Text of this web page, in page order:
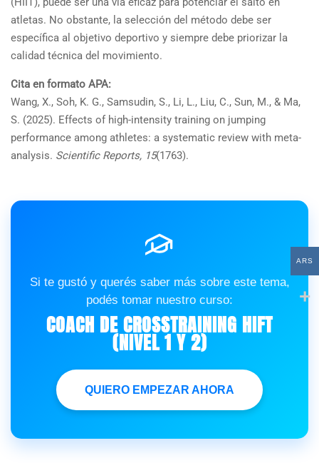
atletas. No obstante, la selección del método debe ser
específica al objetivo deportivo y siempre debe priorizar la
calidad técnica del movimiento.
Cita en formato APA:
Wang, X., Soh, K. G., Samsudin, S., Li, L., Liu, C., Sun, M., & Ma,
S. (2025). Effects of high-intensity training on jumping
performance among athletes: a systematic review with meta-
analysis. Scientific Reports, 15(1763).
Si te gustó y querés saber más sobre este tema,
podés tomar nuestro curso:
COACH DE CROSSTRAINING HIFT
(NIVEL 1 Y 2)
QUIERO EMPEZAR AHORA
ARS